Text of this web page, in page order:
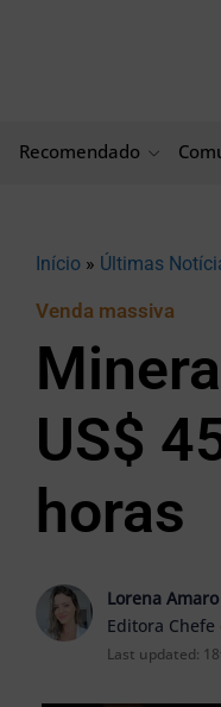
Recomendado
Início » Últimas
Venda massiva
US$
horas
Lorena Amaro
Editora Chefe
Last updated: